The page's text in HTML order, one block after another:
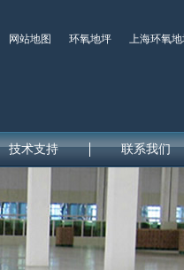
网站地图 环氧地坪 上海环氧
技术支持 联系我们